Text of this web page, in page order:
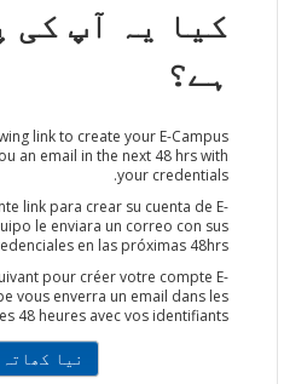
کیا یہ آپ کی
ہے؟
link to create your E-Campus
an email in the next 48 hrs with
your credentials.
link para crear su cuenta de E-
le enviara un correo con sus
en las próximas 48hrs.
pour créer votre compte E-
vous enverra un email dans les
48 heures avec vos identifiants.